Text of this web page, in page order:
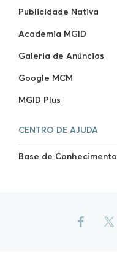
Publicidade Nativa
Academia MGID
Galeria de Anúncios
Google MCM
MGID Plus
CENTRO DE AJUDA
Base de Conhecimento